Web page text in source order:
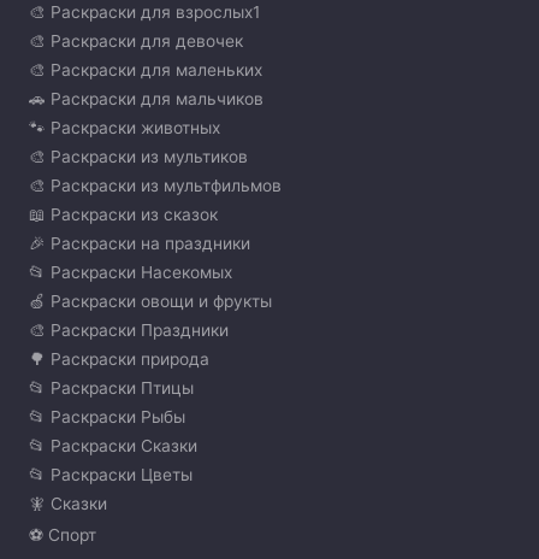
🎨 Раскраски для взрослых1
🎨 Раскраски для девочек
🎨 Раскраски для маленьких
🚗 Раскраски для мальчиков
🐾 Раскраски животных
🎨 Раскраски из мультиков
🎨 Раскраски из мультфильмов
📖 Раскраски из сказок
🎉 Раскраски на праздники
📂 Раскраски Насекомых
🍏 Раскраски овощи и фрукты
🎨 Раскраски Праздники
🌳 Раскраски природа
📂 Раскраски Птицы
📂 Раскраски Рыбы
📂 Раскраски Сказки
📂 Раскраски Цветы
🧚 Сказки
⚽ Спорт